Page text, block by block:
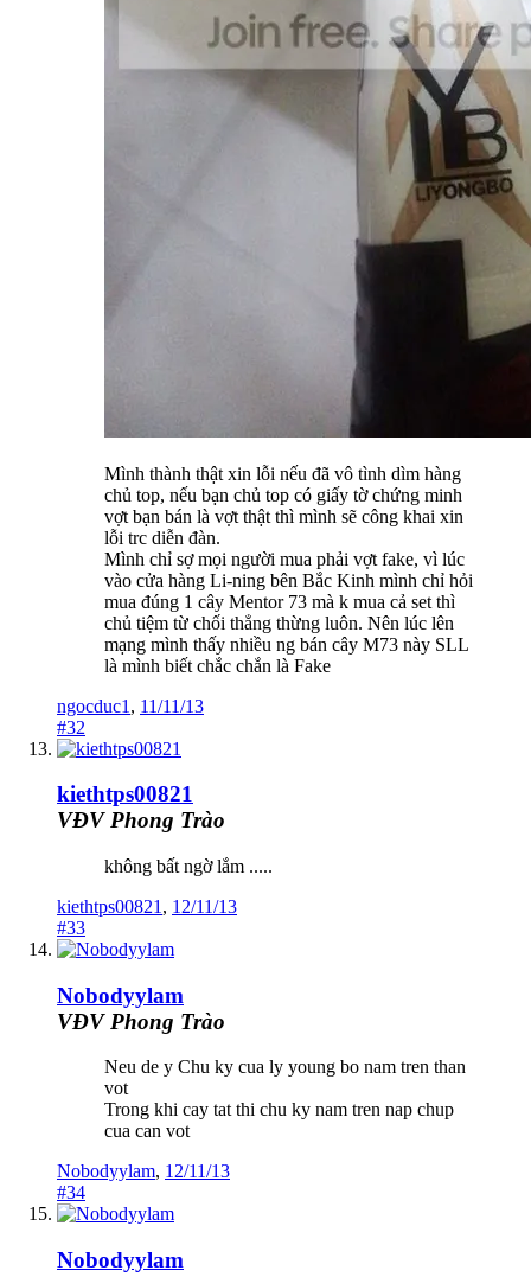
Mình thành thật xin lỗi nếu đã vô tình dìm hàng
chủ top, nếu bạn chủ top có giấy tờ chứng minh
vợt bạn bán là vợt thật thì mình sẽ công khai xin
lỗi trc diễn đàn.
Mình chỉ sợ mọi người mua phải vợt fake, vì lúc
vào cửa hàng Li-ning bên Bắc Kinh mình chỉ hỏi
mua đúng 1 cây Mentor 73 mà k mua cả set thì
chủ tiệm từ chối thẳng thừng luôn. Nên lúc lên
mạng mình thấy nhiều ng bán cây M73 này SLL
là mình biết chắc chắn là Fake
ngocduc1 , 11/11/13
#32
kiethtps00821
VĐV Phong Trào
không bất ngờ lắm .....
kiethtps00821 , 12/11/13
#33
Nobodyylam
VĐV Phong Trào
Neu de y Chu ky cua ly young bo nam tren than
vot
Trong khi cay tat thi chu ky nam tren nap chup
cua can vot
Nobodyylam, 12/11/13
#34
Nobodyylam